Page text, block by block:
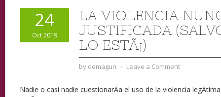
24
Oct 2019
LA VIOLENCIA
JUSTIFICADA
LO ESTÃ¡)
by demagun ⋅ Leave a Comment
Nadie o casi nadie cuestionarÃ­a el uso de la violencia